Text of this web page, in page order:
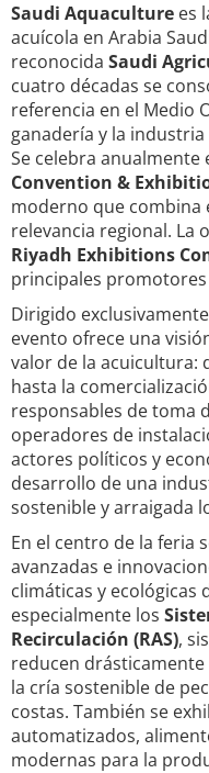
Saudi Aquaculture es
acuícola en Arabia
reconocida Saudi
cuatro décadas se
referencia en el Medio
ganadería y la
Se celebra anualmente
Convention &
moderno que combina
relevancia regional. La
Riyadh Exhibitions
principales promotores
Dirigido
evento ofrece una
valor de la acuicultura:
hasta la
responsables de toma
operadores de
actores políticos y
desarrollo de una
sostenible y arraigada
En el centro de la feria
avanzadas e
climáticas y ecológicas
especialmente los
Recirculación (RAS),
reducen
la cría sostenible de
costas. También se
automatizados,
modernas para la